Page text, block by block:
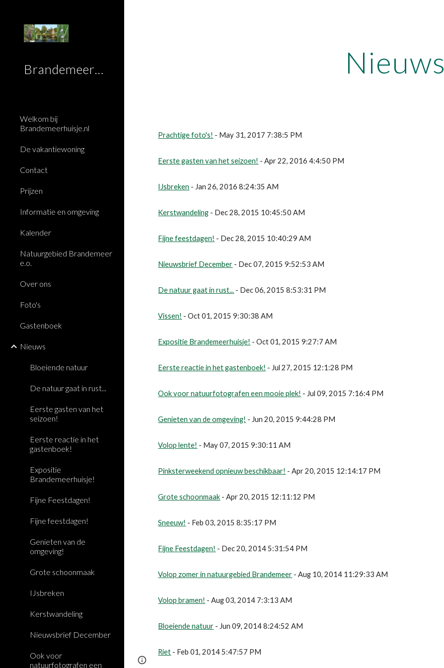
Brandemeerhuisje
Welkom bij
Brandemeerhuisje.nl
De vakantiewoning
Contact
Prijzen
Informatie en omgeving
Kalender
Natuurgebied Brandemeer
e.o.
Over ons
Foto's
Gastenboek
Nieuws
Bloeiende natuur
De natuur gaat in rust...
Eerste gasten van het
seizoen!
Eerste reactie in het
gastenboek!
Expositie
Brandemeerhuisje!
Fijne Feestdagen!
Fijne feestdagen!
Genieten van de
omgeving!
Grote schoonmaak
IJsbreken
Kerstwandeling
Nieuwsbrief December
Ook voor
natuurfotografen een
Nieuws
Prachtige foto's! - May 31, 2017 7:38:5 PM
Eerste gasten van het seizoen! - Apr 22, 2016 4:4:50 PM
IJsbreken - Jan 26, 2016 8:24:35 AM
Kerstwandeling - Dec 28, 2015 10:45:50 AM
Fijne feestdagen! - Dec 28, 2015 10:40:29 AM
Nieuwsbrief December - Dec 07, 2015 9:52:53 AM
De natuur gaat in rust... - Dec 06, 2015 8:53:31 PM
Vissen! - Oct 01, 2015 9:30:38 AM
Expositie Brandemeerhuisje! - Oct 01, 2015 9:27:7 AM
Eerste reactie in het gastenboek! - Jul 27, 2015 12:1:28 PM
Ook voor natuurfotografen een mooie plek! - Jul 09, 2015 7:16:4 PM
Genieten van de omgeving! - Jun 20, 2015 9:44:28 PM
Volop lente! - May 07, 2015 9:30:11 AM
Pinksterweekend opnieuw beschikbaar! - Apr 20, 2015 12:14:17 PM
Grote schoonmaak - Apr 20, 2015 12:11:12 PM
Sneeuw! - Feb 03, 2015 8:35:17 PM
Fijne Feestdagen! - Dec 20, 2014 5:31:54 PM
Volop zomer in natuurgebied Brandemeer - Aug 10, 2014 11:29:33 AM
Volop bramen! - Aug 03, 2014 7:3:13 AM
Bloeiende natuur - Jun 09, 2014 8:24:52 AM
Riet - Feb 01, 2014 5:47:57 PM